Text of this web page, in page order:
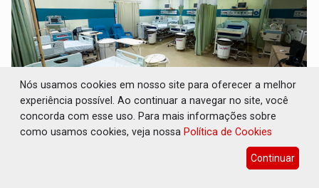
CONQUISTA HISTÓRICA: Confira como será a
estrutura do Hospital Municipal de Porto
Nós usamos cookies em nosso site para oferecer a melhor
experiência possível. Ao continuar a navegar no site, você
concorda com esse uso. Para mais informações sobre
como usamos cookies, veja nossa Política de Cookies
Continuar